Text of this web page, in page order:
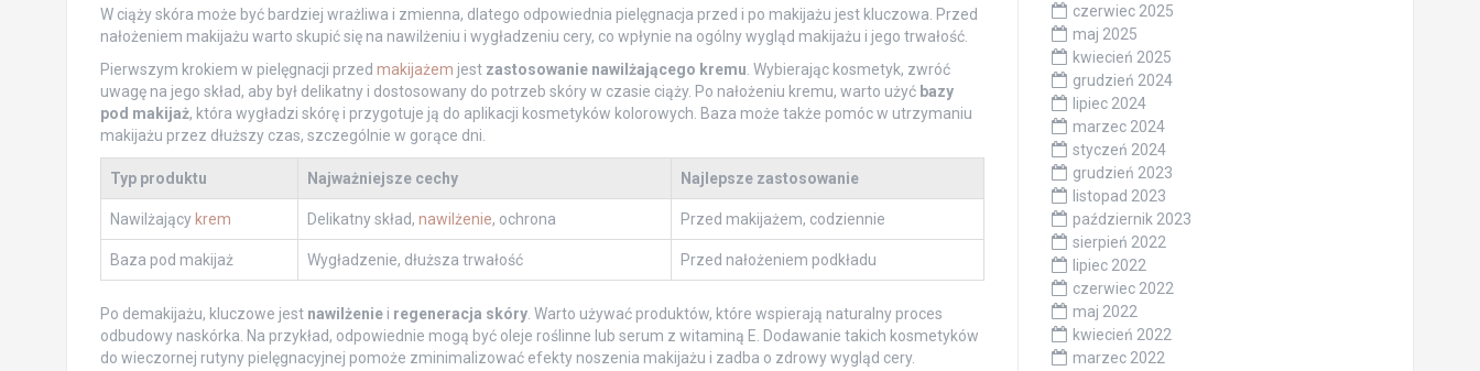
W ciąży skóra może być bardziej wrażliwa i zmienna, dlatego odpowiednia pielęgnacja przed i po makijażu jest kluczowa. Przed
nałożeniem makijażu warto skupić się na nawilżeniu i wygładzeniu cery, co wpłynie na ogólny wygląd makijażu i jego trwałość.
Pierwszym krokiem w pielęgnacji przed makijażem jest zastosowanie nawilżającego kremu . Wybierając kosmetyk, zwróć
uwagę na jego skład, aby był delikatny i dostosowany do potrzeb skóry w czasie ciąży. Po nałożeniu kremu, warto użyć bazy
pod makijaż, która wygładzi skórę i przygotuje ją do aplikacji kosmetyków kolorowych. Baza może także pomóc w utrzymaniu
makijażu przez dłuższy czas, szczególnie w gorące dni.
Typ produktu Najważniejsze cechy Najlepsze zastosowanie
Nawilżający krem Delikatny skład, nawilżenie, ochrona Przed makijażem, codziennie
Baza pod makijaż Wygładzenie, dłuższa trwałość Przed nałożeniem podkładu
Po demakijażu, kluczowe jest nawilżeniei regeneracja skóry. Warto używać produktów, które wspierają naturalny proces
odbudowy naskórka. Na przykład, odpowiednie mogą być oleje roślinne lub serum z witaminą E. Dodawanie takich kosmetyków
do wieczornej rutyny pielęgnacyjnej pomoże zminimalizować efekty noszenia makijażu i zadba o zdrowy wygląd cery.
czerwiec 2025
maj 2025
kwiecień 2025
grudzień 2024
lipiec 2024
marzec 2024
styczeń 2024
grudzień 2023
listopad 2023
październik 2023
sierpień 2022
lipiec 2022
czerwiec 2022
maj 2022
kwiecień 2022
marzec 2022